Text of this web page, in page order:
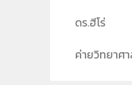
ดร.ฮีโร่
ค่ายวิทยาศ